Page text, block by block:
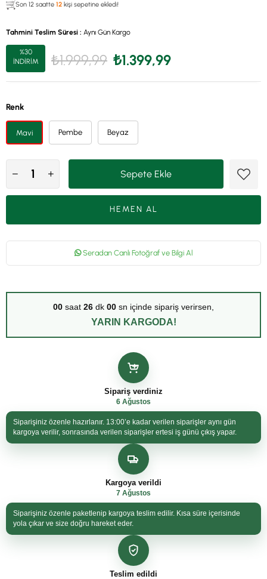
Son 12 saatte 12 kişi sepetine ekledi!
Tahmini Teslim Süresi : Aynı Gün Kargo
%30
İNDIRIM
₺1.999,99 ₺1.399,99
Renk
Mavi Pembe Beyaz
Seradan Canlı Fotoğraf ve Bilgi Al
00 saat 26 dk 00 sn içinde sipariş verirsen,
YARIN KARGODA!
Sipariş verdiniz
6 Ağustos
Siparişiniz özenle hazırlanır. 13:00’e kadar verilen siparişler aynı gün
kargoya verilir, sonrasında verilen siparişler ertesi iş günü çıkış yapar.
Kargoya verildi
7 Ağustos
Siparişiniz özenle paketlenip kargoya teslim edilir. Kısa süre içerisinde
yola çıkar ve size doğru hareket eder.
Teslim edildi